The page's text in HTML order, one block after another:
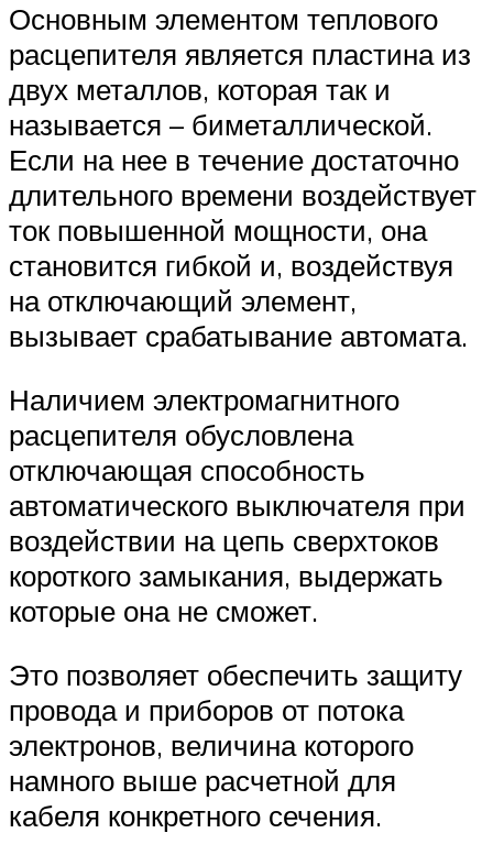
Основным элементом теплового
расцепителя является пластина из
двух металлов, которая так и
называется – биметаллической.
Если на нее в течение достаточно
длительного времени воздействует
ток повышенной мощности, она
становится гибкой и, воздействуя
на отключающий элемент,
вызывает срабатывание автомата.
Наличием электромагнитного
расцепителя обусловлена
отключающая способность
автоматического выключателя при
воздействии на цепь сверхтоков
короткого замыкания, выдержать
которые она не сможет.
Это позволяет обеспечить защиту
провода и приборов от потока
электронов, величина которого
намного выше расчетной для
кабеля конкретного сечения.